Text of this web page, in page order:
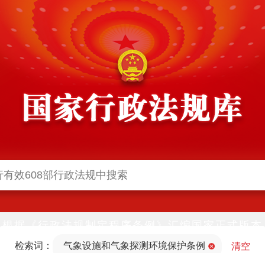
法部官网)同步公布
检索词： 气象设施和气象探测环境保护条例 清空